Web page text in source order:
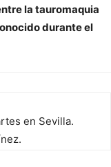
la tauromaquia
durante el
en Sevilla.